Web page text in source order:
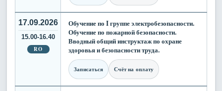
17.09.2026
15.00-16.40
RO
Обучение по I группе электробезопасности.
Обучение по пожарной безопасности.
Вводный общий инструктаж по охране
здоровья и безопасности труда.
Записаться Счёт на оплату